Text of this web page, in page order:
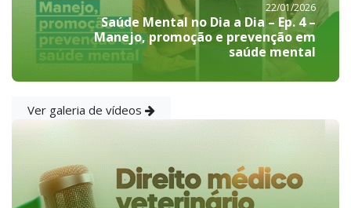
22/01/2026
Saúde Mental no Dia a Dia – Ep. 4 –
Manejo, promoção e prevenção em
saúde mental
Ver galeria de vídeos